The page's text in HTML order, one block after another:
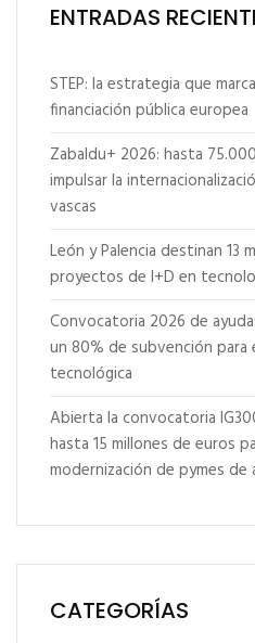
ENTRADAS
STEP: la estrategia que
financiación pública europea
Zabaldu+ 2026: hasta
impulsar la
vascas
León y Palencia destinan 13
proyectos de I+D en
Convocatoria 2026 de
un 80% de subvención para
tecnológica
Abierta la convocatoria
hasta 15 millones de euros
modernización de pymes de
CATEGORÍAS